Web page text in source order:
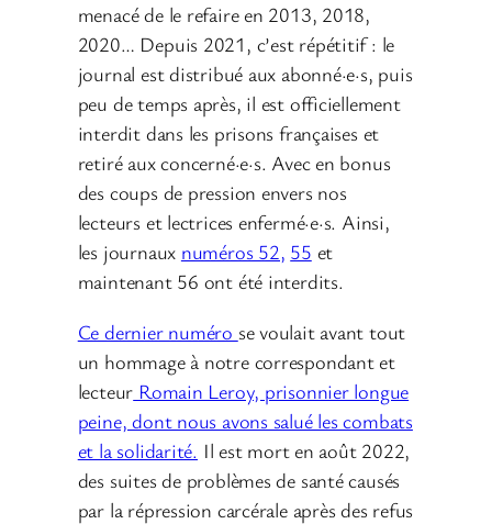
menacé de le refaire en 2013, 2018,
2020… Depuis 2021, c’est répétitif : le
journal est distribué aux abonné·e·s, puis
peu de temps après, il est officiellement
interdit dans les prisons françaises et
retiré aux concerné·e·s. Avec en bonus
des coups de pression envers nos
lecteurs et lectrices enfermé·e·s. Ainsi,
les journaux numéros 52, 55 et
maintenant 56 ont été interdits.
Ce dernier numéro se voulait avant tout
un hommage à notre correspondant et
lecteur Romain Leroy, prisonnier longue
peine, dont nous avons salué les combats
et la solidarité. Il est mort en août 2022,
des suites de problèmes de santé causés
par la répression carcérale après des refus